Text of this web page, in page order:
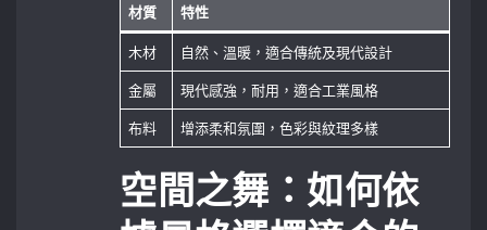
材質 特性
木材
自然、溫暖，適合傳統及現代設計
金屬
現代感強，耐用，適合工業風格
布料
增添柔和氛圍，色彩與紋理多樣
空間之舞：如何依